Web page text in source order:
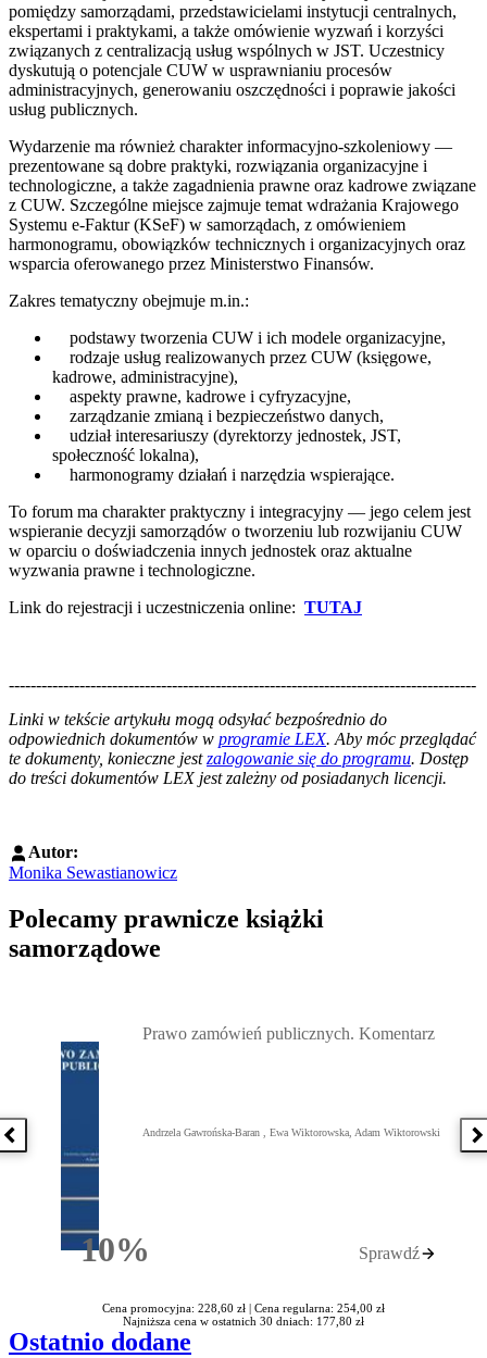
pomiędzy samorządami, przedstawicielami instytucji centralnych,
ekspertami i praktykami, a także omówienie wyzwań i korzyści
związanych z centralizacją usług wspólnych w JST. Uczestnicy
dyskutują o potencjale CUW w usprawnianiu procesów
administracyjnych, generowaniu oszczędności i poprawie jakości
usług publicznych.
Wydarzenie ma również charakter informacyjno-szkoleniowy —
prezentowane są dobre praktyki, rozwiązania organizacyjne i
technologiczne, a także zagadnienia prawne oraz kadrowe związane
z CUW. Szczególne miejsce zajmuje temat wdrażania Krajowego
Systemu e-Faktur (KSeF) w samorządach, z omówieniem
harmonogramu, obowiązków technicznych i organizacyjnych oraz
wsparcia oferowanego przez Ministerstwo Finansów.
Zakres tematyczny obejmuje m.in.:
podstawy tworzenia CUW i ich modele organizacyjne,
rodzaje usług realizowanych przez CUW (księgowe,
kadrowe, administracyjne),
aspekty prawne, kadrowe i cyfryzacyjne,
zarządzanie zmianą i bezpieczeństwo danych,
udział interesariuszy (dyrektorzy jednostek, JST,
społeczność lokalna),
harmonogramy działań i narzędzia wspierające.
To forum ma charakter praktyczny i integracyjny — jego celem jest
wspieranie decyzji samorządów o tworzeniu lub rozwijaniu CUW
w oparciu o doświadczenia innych jednostek oraz aktualne
wyzwania prawne i technologiczne.
Link do rejestracji i uczestniczenia online: TUTAJ
--------------------------------------------------------------------------------------
Linki w tekście artykułu mogą odsyłać bezpośrednio do
odpowiednich dokumentów w programie LEX. Aby móc przeglądać
te dokumenty, konieczne jestzalogowanie się do programu. Dostęp
do treści dokumentów LEX jest zależny od posiadanych licencji.
Autor:
Monika Sewastianowicz
Polecamy prawnicze książki
samorządowe
Poprzednia książka
10%Rabatu
Prawo zamówień publicznych. Komentarz
Andrzela Gawrońska-Baran , Ewa Wiktorowska, Adam Wiktorowski
Sprawdź
Cena promocyjna: 228,60 zł | Cena regularna: 254,00 zł
Najniższa cena w ostatnich 30 dniach: 177,80 zł
Ostatnio dodane